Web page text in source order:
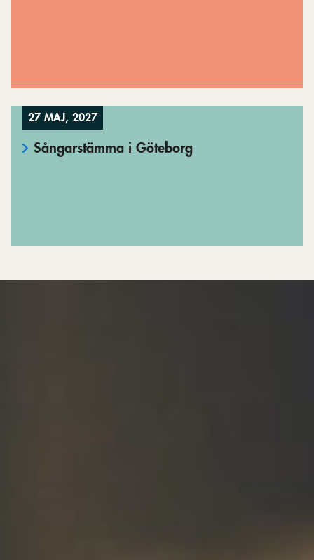
27 MAJ, 2027
Sångarstämma i Göteborg